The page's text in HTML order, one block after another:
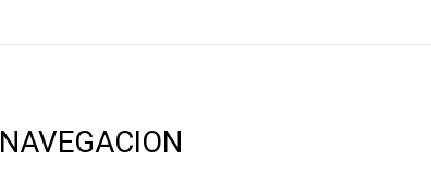
NAVEGACION